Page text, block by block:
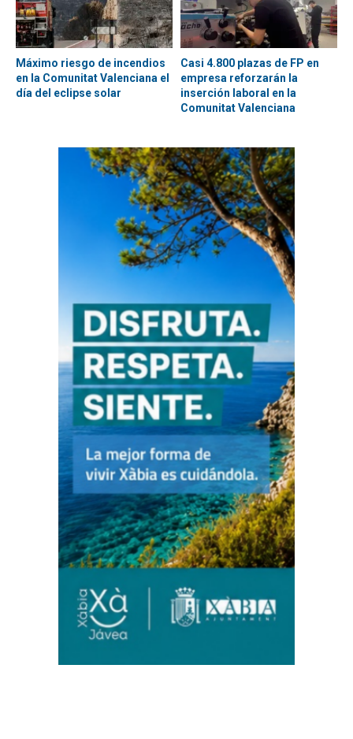
Máximo riesgo de incendios
en la Comunitat Valenciana el
día del eclipse solar
Casi 4.800 plazas de FP en
empresa reforzarán la
inserción laboral en la
Comunitat Valenciana